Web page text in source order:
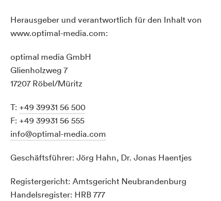
Herausgeber und verantwortlich für den Inhalt von
www.optimal-media.com:
optimal media GmbH
Glienholzweg 7
17207 Röbel/Müritz
T: +49 39931 56 500
F: +49 39931 56 555
info@optimal-media.com
Geschäftsführer: Jörg Hahn, Dr. Jonas Haentjes
Registergericht: Amtsgericht Neubrandenburg
Handelsregister: HRB 777